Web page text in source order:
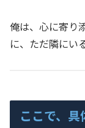
俺は、心に寄り
に、ただ隣にい
ここで、